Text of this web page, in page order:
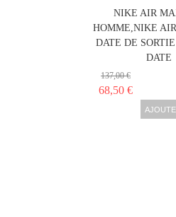
NIKE AIR
HOMME,NIKE
DATE DE
DATE
137,00 €
68,50 €